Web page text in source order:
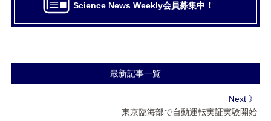
Science News Weekly会員募集中！
最新記事一覧
Next 》
東京臨海部で自動運転実証実験開始